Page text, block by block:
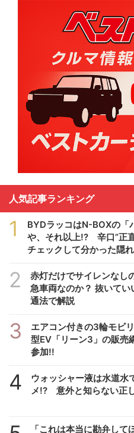
人気記事ランキング
1
BYDラッコはN-BOXの
や、それ以上!? 辛口”正
チェックして分かった隠
2
赤灯だけでサイレンなし
急車両なのか？ 抜いてい
通法で解説
3
エアコン付きの3輪モビ
型EV「リーン3」の販売
参加!!
4
ウォッシャー液は水道水
メ!? 意外と知らない正
「これは本当に勘弁し